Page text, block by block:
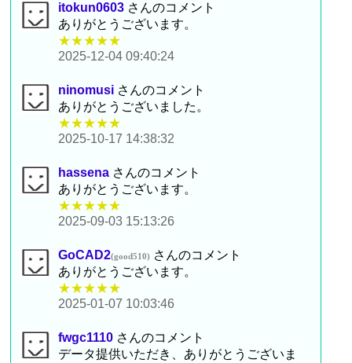
itokun0603 さんのコメント
ありがとうございます。
★★★★★
2025-12-04 09:40:24
ninomusi さんのコメント
ありがとうございました。
★★★★★
2025-10-17 14:38:32
hassena さんのコメント
ありがとうございます。
★★★★★
2025-09-03 15:13:26
GoCAD2(good510) さんのコメント
ありがとうございます。
★★★★★
2025-01-07 10:03:46
fwgc1110 さんのコメント
データ提供いただき、ありがとうございま